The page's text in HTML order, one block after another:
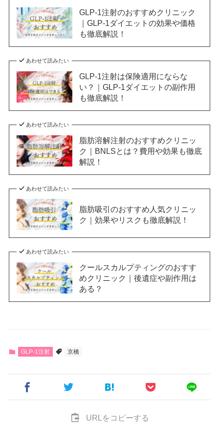
GLP-1注射のおすすめクリニック
｜GLP-1ダイエットの効果や価格
も徹底解説！
あわせて読みたい
GLP-1注射は保険適用にならな
い？｜GLP-1ダイエットの副作用
も徹底解説！
あわせて読みたい
脂肪溶解注射のおすすめクリニッ
ク｜BNLSとは？費用や効果も徹底
解説！
あわせて読みたい
脂肪吸引のおすすめ人気クリニッ
ク｜効果やリスクも徹底解説！
あわせて読みたい
クールスカルプティングのおすす
めクリニック｜後遺症や副作用は
ある？
GLP-1注射 京橋
URLをコピーする